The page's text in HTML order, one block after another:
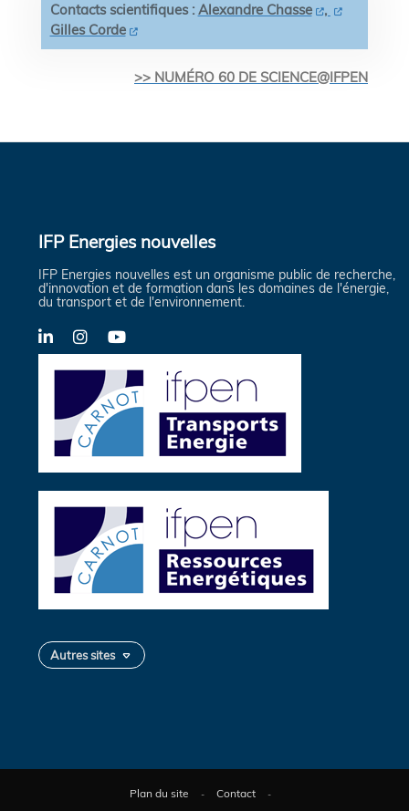
Contacts scientifiques : Alexandre Chasse
,
Gilles Corde
>> NUMÉRO 60 DE SCIENCE@IFPEN
IFP Energies nouvelles
IFP Energies nouvelles est un organisme public de recherche,
d'innovation et de formation dans les domaines de l'énergie,
du transport et de l'environnement.
LinkedInInstagramYouTube
Autres sites
Plan du site Contact